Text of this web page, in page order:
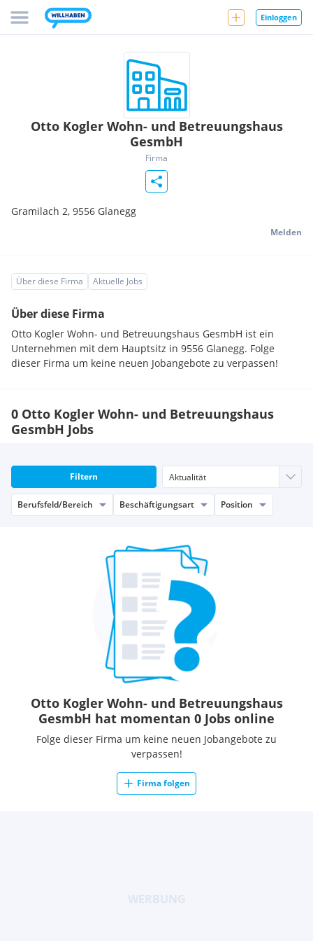
Einloggen
Otto Kogler Wohn- und Betreuungshaus
GesmbH
Firma
Gramilach 2, 9556 Glanegg
Melden
Über diese Firma Aktuelle Jobs
Über diese Firma
Otto Kogler Wohn- und Betreuungshaus GesmbH ist ein
Unternehmen mit dem Hauptsitz in 9556 Glanegg. Folge
dieser Firma um keine neuen Jobangebote zu verpassen!
0 Otto Kogler Wohn- und Betreuungshaus
GesmbH Jobs
Filtern
Berufsfeld/Bereich Beschäftigungsart Position
Otto Kogler Wohn- und Betreuungshaus
GesmbH hat momentan 0 Jobs online
Folge dieser Firma um keine neuen Jobangebote zu
verpassen!
Firma folgen